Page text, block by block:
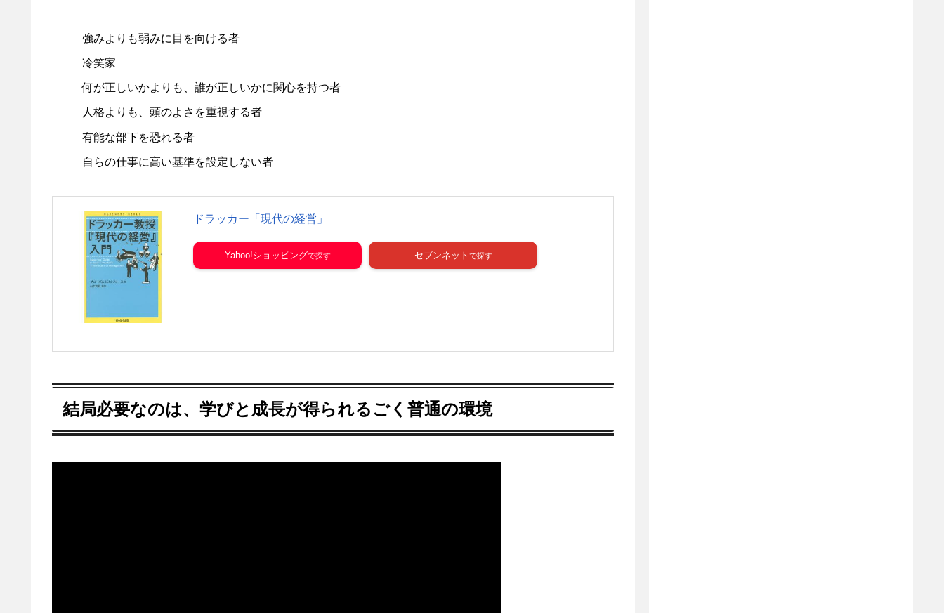
強みよりも弱みに目を向ける者
冷笑家
何が正しいかよりも、誰が正しいかに関心を持つ者
人格よりも、頭のよさを重視する者
有能な部下を恐れる者
自らの仕事に高い基準を設定しない者
ドラッカー「現代の経営」
Yahoo!ショッピング セブンネット
結局必要なのは、学びと成長が得られるごく普通の環境